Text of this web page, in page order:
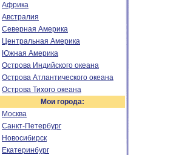
Африка
Австралия
Северная Америка
Центральная Америка
Южная Америка
Острова Индийского океана
Острова Атлантического океана
Острова Тихого океана
Мои города:
Москва
Санкт-Петербург
Новосибирск
Екатеринбург